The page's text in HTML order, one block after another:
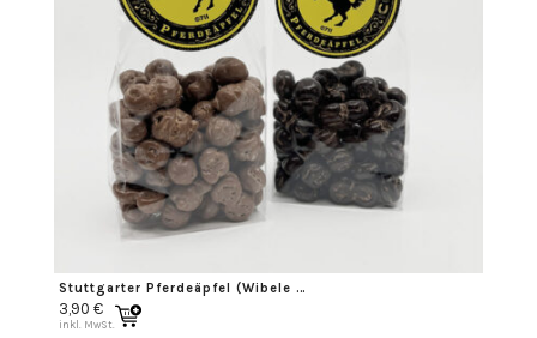
Stuttgarter Pferdeäpfel (Wibele mit Schokoüberzug)
3,90 €
inkl. MwSt.